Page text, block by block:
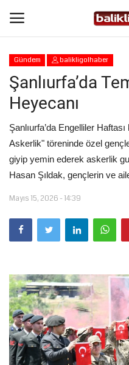
Giriş Yap
Anasayfa
Köşe Yazıları
Magazin
Şanlıurfa
Eğitim
Gündem
Tekno Bilim
Ekonomi
Gündem balikligolhaber
Şanlıurfa’da
Heyecanı
Şanlıurfa’da Engelliler
Askerlik" töreninde özel
giyip yemin ederek askerlik
Hasan Şıldak, gençlerin ve
Mayıs 15, 2026 - 14:39